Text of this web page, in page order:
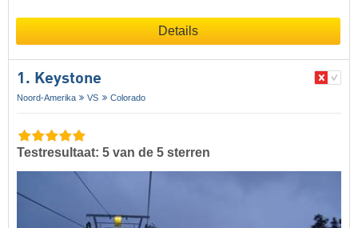
Details
1. Keystone
Noord-Amerika VS Colorado
Testresultaat: 5 van de 5 sterren